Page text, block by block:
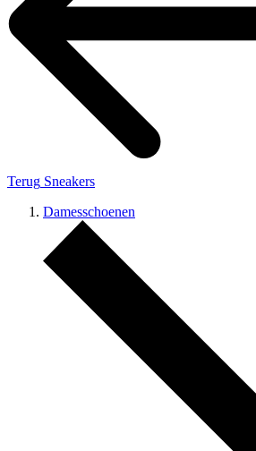
Terug Sneakers
Damesschoenen